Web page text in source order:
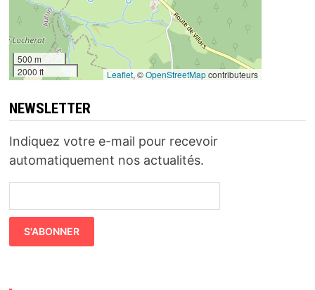
500 m
2000 ft
Leaflet, ©OpenStreetMapcontributeurs
NEWSLETTER
Indiquez votre e-mail pour recevoir
automatiquement nos actualités.